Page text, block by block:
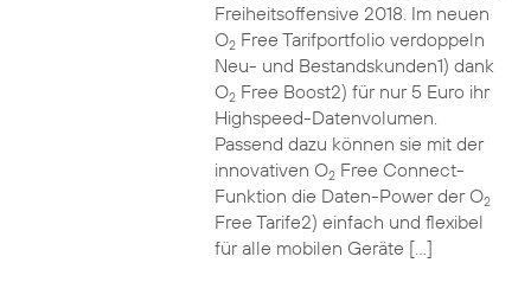
Freiheitsoffensive 2018. Im neuen
O2Free Tarifportfolio verdoppeln
Neu- und Bestandskunden1) dank
O2Free Boost2) für nur 5 Euro ihr
Highspeed-Datenvolumen.
Passend dazu können sie mit der
innovativen O2Free Connect-
Funktion die Daten-Power der O2
Free Tarife2) einfach und flexibel
für alle mobilen Geräte […]